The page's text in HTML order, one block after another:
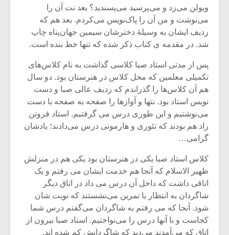
ویولن می‌زد و می‌پرسید می‌پسندید؟ بعد نت آن را
می‌نوشت و من آن را پاک‌نویس می‌کردم. بعد هم که
ردیف ایشان به وسیلۀ دخترشان سیمین جهان‌پناه چاپ
شد. در مقدمه ی کتاب ذکر شده که تنها خط بنده است.
پس از مدتی استاد صبا کلاسی گذاشت به نام کلاس‌های
تکمیلی معلمین که محل کلاس در هنرستان بود. دو سال
هم آن کلاس‌ها را گذراندم که ردیف عالی صبا و دست
نویس استاد بود. نتها و آوازها را صفحه به صفحه با دست
می‌نوشتیم و این طوری درس می گرفتیم. استاد فروتن
راد هم بودند که تئوری و هارمونی درس می‌دادند؛ یادشان
گرامی…
کلاس استاد صبا یکی در هنرستان بود یکی هم در منزلش
ظهیر الاسلام که آنجا هم خدمت ایشان می رفتم و یک
اتاقی داشت که داخل آن درس می داد در اتاق دیگر
شاگردان به انتظار یا تمرین می‌نشستند که نوبت شان
شود. آنجا که می رفتم به شاگردان می‌گفتم درس شما
کجاست و با آنها درس را می‌نواختیم. استاد صبا بیرون از
اتاق که می‌آمدند می‌دید که شاگردانش کم شده اند.
میکلوش روژا
یادداشتی بر موسیقی
متن فیلم «متری
شیش و نیم»
اگر نمی توانی
موریس ژار
برگزار